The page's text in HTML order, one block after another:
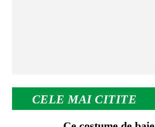
CELE MAI CITITE